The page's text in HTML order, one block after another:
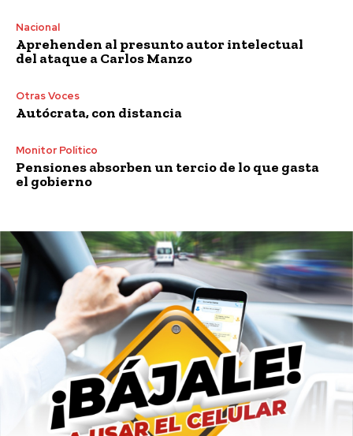
Nacional
Aprehenden al presunto autor intelectual
del ataque a Carlos Manzo
Otras Voces
Autócrata, con distancia
Monitor Político
Pensiones absorben un tercio de lo que gasta
el gobierno